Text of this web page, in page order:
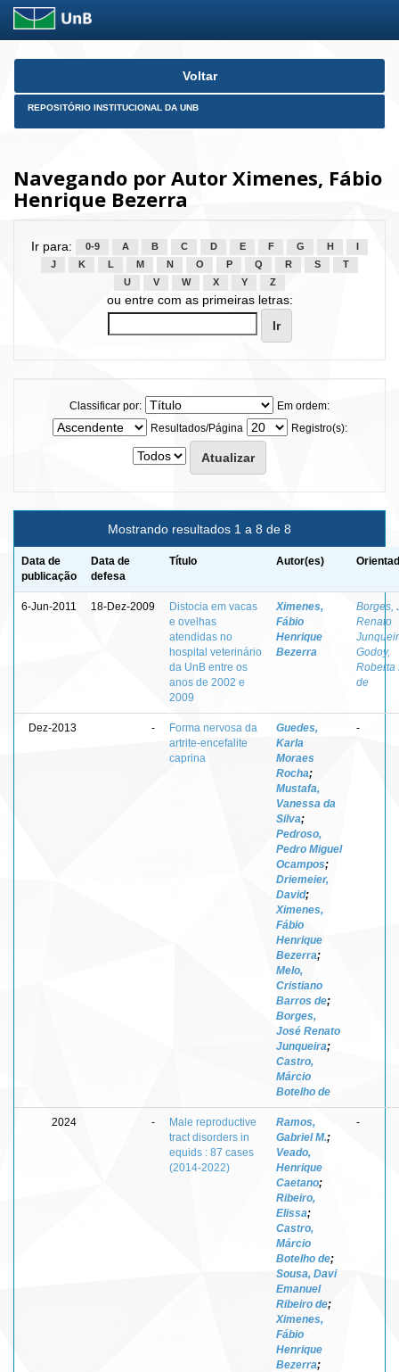
Skip
Voltar
REPOSITÓRIO INSTITUCIONAL DA UNB
Navegando por Autor Ximenes, Fábio
Henrique Bezerra
Ir para: 0-9 A B C D E F G H
J
K L M N O P Q R S
T
U
V W X Y Z
ou entre com as primeiras letras:
Classificar por:
Em ordem:
Resultados/Página
Registro(s):
Mostrando resultados 1 a 8 de 8
Data de
publicação
Data de
defesa
Título Autor(es)
6-Jun-2011 18-Dez-2009
Distocia em vacas
e ovelhas
atendidas no
hospital veterinário
da UnB entre os
anos de 2002 e
2009
Ximenes,
Fábio
Henrique
Bezerra
Borges,
Renato
Godoy,
Roberta
de
Dez-2013 -
Forma nervosa da
artrite-encefalite
caprina
Guedes,
Karla
Moraes
Rocha;
Mustafa,
Vanessa da
Silva;
Pedroso,
Pedro Miguel
Ocampos;
Driemeier,
David;
Ximenes,
Fábio
Henrique
Bezerra;
Melo,
Cristiano
Barros de;
Borges,
José Renato
Junqueira;
Castro,
Márcio
Botelho de
-
2024 -
Male reproductive
tract disorders in
equids : 87 cases
(2014-2022)
Ramos,
Gabriel M.;
Veado,
Henrique
Caetano;
Ribeiro,
Elissa;
Castro,
Márcio
Botelho de;
Sousa, Davi
Emanuel
Ribeiro de;
Ximenes,
Fábio
Henrique
Bezerra;
-